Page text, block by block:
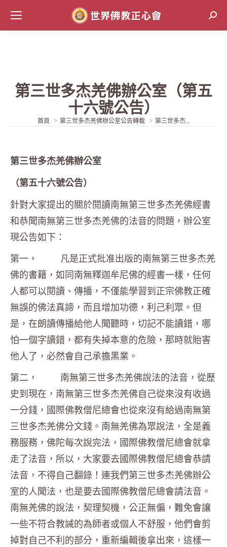
第三世多杰羌佛辦公室（第五
十六號公告）
當前位置:
首頁 第三世多杰羌佛辦公室公告轉載 第三世多杰...
第三世多杰羌佛辦公室
（第五十六號公告）
針對大家提出的關於閱讀南無第三世多杰羌佛經書
和恭聞南無第三世多杰羌佛的法音的問題，辦公室
現公告如下：
第一， 凡是正式批准出版的南無第三世多杰羌
佛的書籍，如同南無釋迦牟尼佛的經書一樣，任何
人都可以閱讀、傳播，不僅能學習到正宗佛教正確
無誤的佛法真諦，而且增加功德，利己利眾。但
是，在朗讀傳播給他人聞聽時，切記不能讀錯，哪
怕一個字讀錯，都有失掉本意的危險，那時就貽害
他人了，必然會自己承擔黑業。
第二， 南無第三世多杰羌佛說法的法音，從歷
史到現在，南無第三世多杰羌佛自己從來沒有收過
一分錢，國際佛教僧尼總會也從來沒有給過南無第
三世多杰羌佛分文錢。南無羌佛為眾說法，全是義
務服務，佛陀每次說完法，國際佛教僧尼總會就拿
走了法音，所以，大家要去國際佛教僧尼總會恭請
法音，不得自己翻錄！連我們第三世多杰羌佛辦公
室的人聞法，也是要去國際佛教僧尼總會請法音。
南無羌佛的說法，契理契機，公正無偏，難免會讓
一些不符合教誡的為師者或個人不舒服，他們會剪
掉對自己不利的部分，重新編輯後拿出來，這樣一